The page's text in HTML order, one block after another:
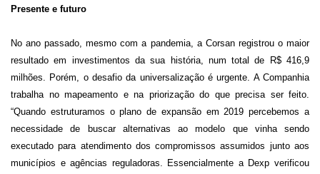
Presente e futuro
No ano passado, mesmo com a pandemia, a Corsan registrou o maior
resultadoem investimentos dasuahistória, num total de R$416,9
milhões. Porém, o desafio da universalizaçãoé urgente. A Companhia
trabalha nomapeamento e na priorização do que precisa ser feito.
“Quando estruturamos o plano de expansão em 2019 percebemos a
necessidade de buscar alternativas ao modelo que vinha sendo
executado para atendimento dos compromissos assumidos junto aos
municípios e agências reguladoras. Essencialmente a Dexp verificou